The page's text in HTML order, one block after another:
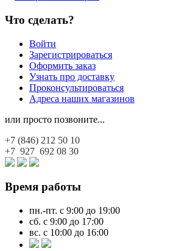
Что сделать?
Войти
Зарегистрироваться
Оформить заказ
Узнать про доставку
Проконсультироваться
Адреса наших магазинов
или просто позвоните...
+7 (846) 212 50 10
+7 927 692 08 30
Время работы
пн.-пт. с 9:00 до 19:00
сб. с 9:00 до 17:00
вс. с 10:00 до 16:00